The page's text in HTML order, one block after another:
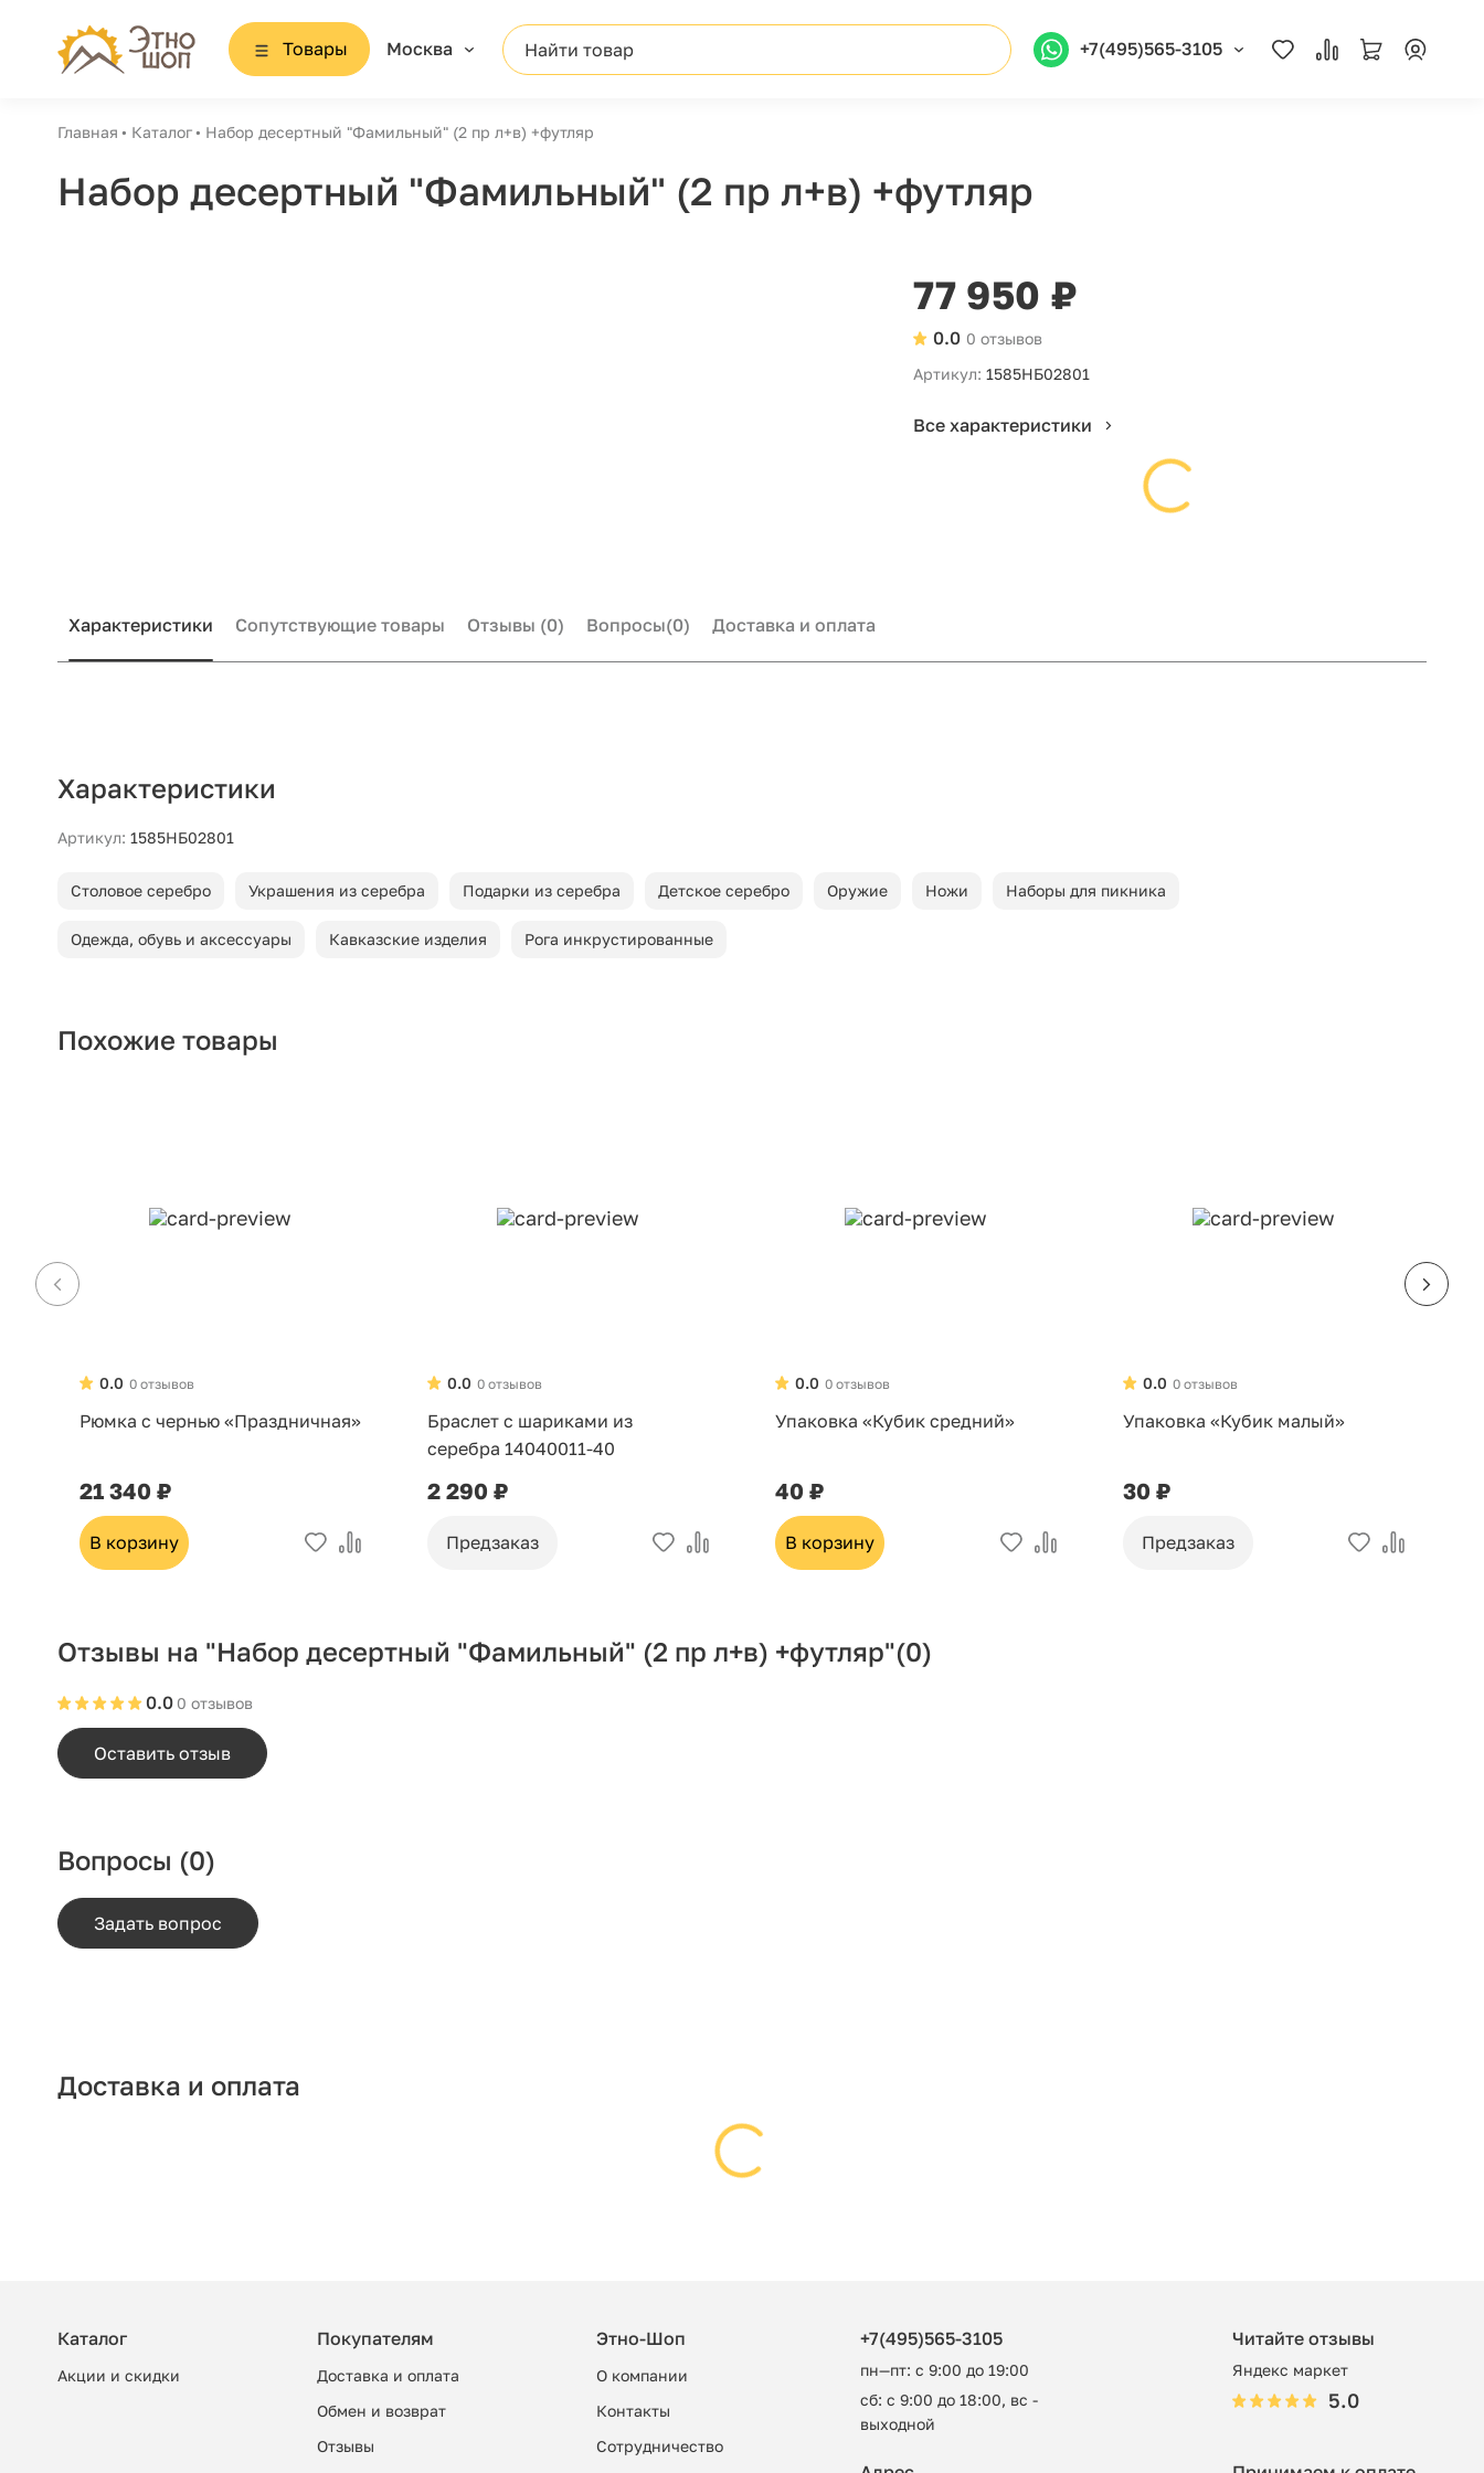
Товары Москва Найти товар +7(495)565-3105
Главная Каталог Набор десертный "Фамильный" (2 пр л+в) +футляр
Набор десертный "Фамильный" (2 пр л+в) +футляр
77 950 ₽
0 отзывов
0.0
Артикул: 1585НБ02801
Все характеристики
Характеристики Сопутствующие товары Отзывы (0) Вопросы(0) Доставка и оплата
Характеристики
Артикул: 1585НБ02801
Столовое серебро Украшения из серебра Подарки из серебра Детское серебро Оружие Ножи Наборы для пикника
Одежда, обувь и аксессуары Кавказские изделия Рога инкрустированные
Похожие товары
0 отзывов
0.0
Рюмка с чернью «Праздничная»
21 340 ₽
В корзину
0 отзывов
0.0
Браслет с шариками из
серебра 14040011-40
2 290 ₽
Предзаказ
0 отзывов
0.0
Упаковка «Кубик средний»
40 ₽
В корзину
0 отзывов
0.0
Упаковка «Кубик малый»
30 ₽
Предзаказ
Отзывы на "Набор десертный "Фамильный" (2 пр л+в) +футляр"(0)
0 отзывов
0.0
Оставить отзыв
Вопросы (0)
Задать вопрос
Доставка и оплата
Каталог
Акции и скидки
Покупателям
Доставка и оплата
Обмен и возврат
Отзывы
Этно-Шоп
О компании
Контакты
Сотрудничество
+7(495)565-3105
пн—пт: с 9:00 до 19:00
сб: с 9:00 до 18:00, вс -
выходной
Читайте отзывы
Яндекс маркет
5.0